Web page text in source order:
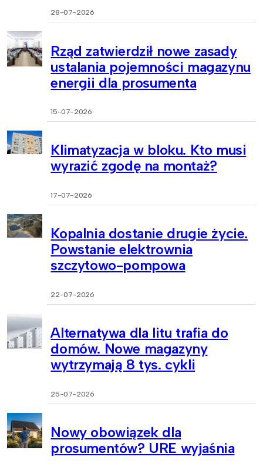
28-07-2026
Rząd zatwierdził nowe zasady
ustalania pojemności magazynu
energii dla prosumenta
15-07-2026
Klimatyzacja w bloku. Kto musi
wyrazić zgodę na montaż?
17-07-2026
Kopalnia dostanie drugie życie.
Powstanie elektrownia
szczytowo-pompowa
22-07-2026
Alternatywa dla litu trafia do
domów. Nowe magazyny
wytrzymają 8 tys. cykli
25-07-2026
Nowy obowiązek dla
prosumentów? URE wyjaśnia